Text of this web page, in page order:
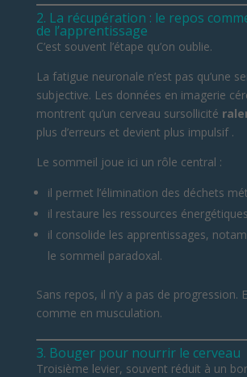
2. La récupération : le repos
de l’apprentissage
C’est souvent l’étape qu’on oublie.
La fatigue neuronale n’est pas qu’une
subjective. Les données en imagerie
montrent qu’un cerveau sursollicité
plus d’erreurs et devient plus impulsif .
Le sommeil joue ici un rôle central :
il permet l’élimination des déchets
il restaure les ressources
il consolide les apprentissages,
le sommeil paradoxal.
Sans repos, il n’y a pas de progression.
comme en musculation.
3. Bouger pour nourrir le cerveau
Troisième levier, souvent réduit à un